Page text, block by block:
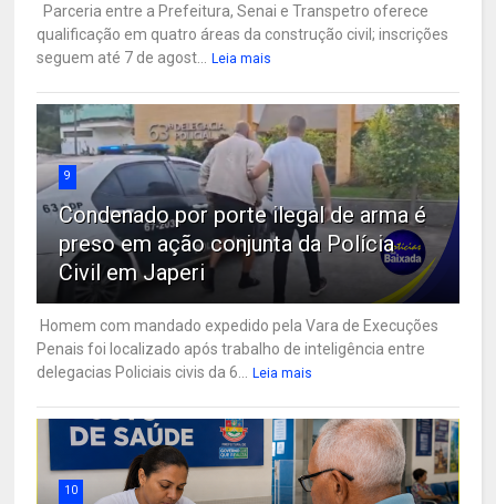
Parceria entre a Prefeitura, Senai e Transpetro oferece
qualificação em quatro áreas da construção civil; inscrições
seguem até 7 de agost...
Leia mais
9
Condenado por porte ilegal de arma é
preso em ação conjunta da Polícia
Civil em Japeri
Homem com mandado expedido pela Vara de Execuções
Penais foi localizado após trabalho de inteligência entre
delegacias Policiais civis da 6...
Leia mais
10